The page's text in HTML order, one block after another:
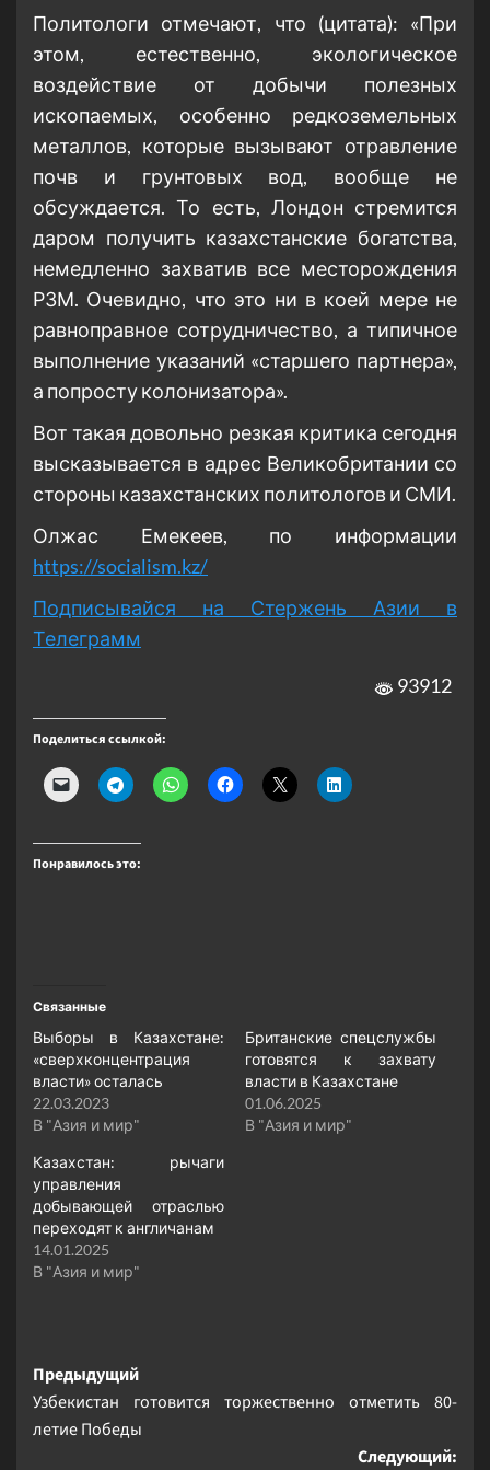
Политологи отмечают, что (цитата): «При
этом, естественно, экологическое
воздействие от добычи полезных
ископаемых, особенно редкоземельных
металлов, которые вызывают отравление
почв и грунтовых вод, вообще не
обсуждается. То есть, Лондон стремится
даром получить казахстанские богатства,
немедленно захватив все месторождения
РЗМ. Очевидно, что это ни в коей мере не
равноправное сотрудничество, а типичное
выполнение указаний «старшего партнера»,
а попросту колонизатора».
Вот такая довольно резкая критика сегодня
высказывается в адрес Великобритании со
стороны казахстанских политологов и СМИ.
Олжас Емекеев, по информации
https://socialism.kz/
Подписывайся на Стержень Азии в
Телеграмм
93912
Поделиться ссылкой:
Понравилось это:
Связанные
Выборы в Казахстане:
«сверхконцентрация
власти» осталась
22.03.2023
В "Азия и мир"
Британские спецслужбы
готовятся к захвату
власти в Казахстане
01.06.2025
В "Азия и мир"
Казахстан: рычаги
управления
добывающей отраслью
переходят к англичанам
14.01.2025
В "Азия и мир"
Навигация
записи
Предыдущий
Узбекистан готовится торжественно отметить 80-
летие Победы
Следующий: